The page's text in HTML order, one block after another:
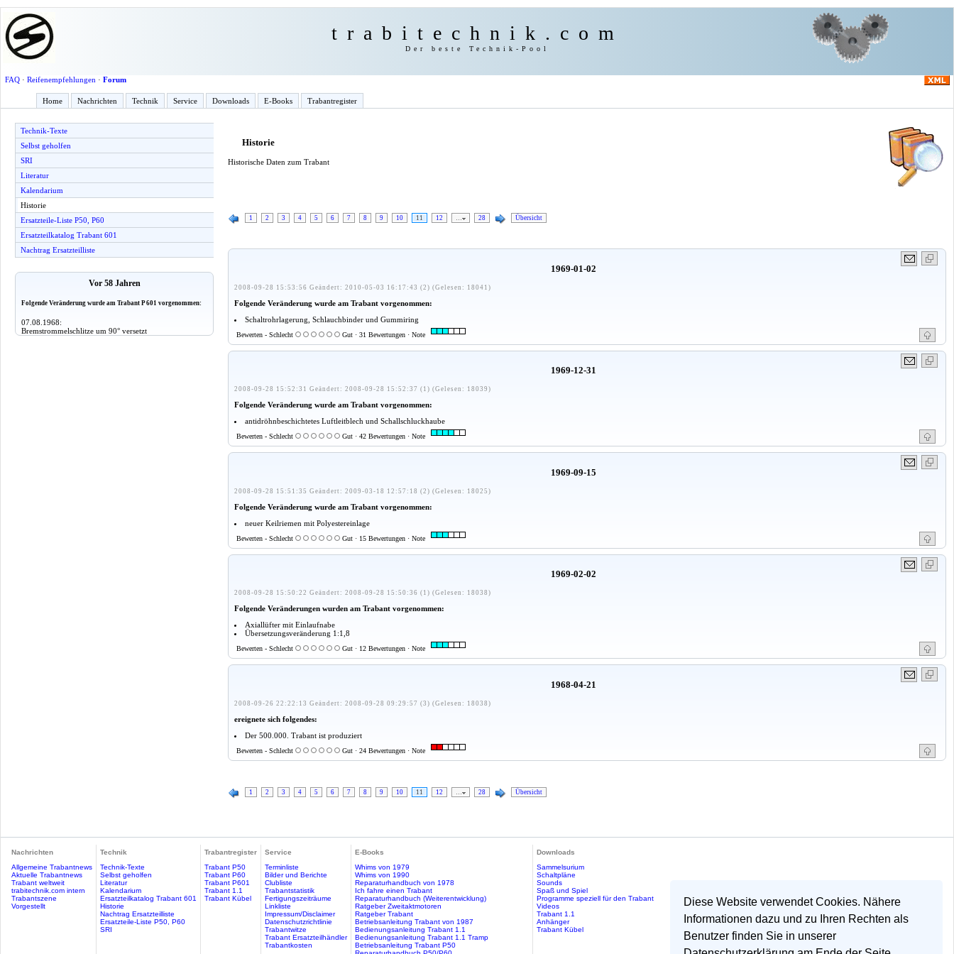
Diese Website verwendet Cookies. Nähere
Informationen dazu und zu Ihren Rechten als
Benutzer finden Sie in unserer
trabitechnik.com
Der beste Technik-Pool
FAQ· Reifenempfehlungen · Forum
Home Nachrichten Technik Service Downloads E-Books Trabantregister
Technik-Texte
Selbst geholfen
SRI
Literatur
Kalendarium
Historie
Ersatzteile-Liste P50, P60
Ersatzteilkatalog Trabant 601
Nachtrag Ersatzteilliste
Vor 58 Jahren
Folgende Veränderung wurde am Trabant P 601 vorgenommen:
07.08.1968:
Bremstrommelschlitze um 90° versetzt
Historie
Historische Daten zum Trabant
1 2 3 4 5 6 7 8 9 10 11 12 … 28 Übersicht
1969-01-02
2008-09-28 15:53:56 Geändert: 2010-05-03 16:17:43 (2) (Gelesen: 18041)
Folgende Veränderung wurde am Trabant vorgenommen:
Schaltrohrlagerung, Schlauchbinder und Gummiring
Bewerten - Schlecht Gut · 31 Bewertungen · Note
1969-12-31
2008-09-28 15:52:31 Geändert: 2008-09-28 15:52:37 (1) (Gelesen: 18039)
Folgende Veränderung wurde am Trabant vorgenommen:
antidröhnbeschichtetes Luftleitblech und Schallschluckhaube
Bewerten - Schlecht Gut · 42 Bewertungen · Note
1969-09-15
2008-09-28 15:51:35 Geändert: 2009-03-18 12:57:18 (2) (Gelesen: 18025)
Folgende Veränderung wurde am Trabant vorgenommen:
neuer Keilriemen mit Polyestereinlage
Bewerten - Schlecht Gut · 15 Bewertungen · Note
1969-02-02
2008-09-28 15:50:22 Geändert: 2008-09-28 15:50:36 (1) (Gelesen: 18038)
Folgende Veränderungen wurden am Trabant vorgenommen:
Axiallüfter mit Einlaufnabe
Übersetzungsveränderung 1:1,8
Bewerten - Schlecht Gut · 12 Bewertungen · Note
1968-04-21
2008-09-26 22:22:13 Geändert: 2008-09-28 09:29:57 (3) (Gelesen: 18038)
ereignete sich folgendes:
Der 500.000. Trabant ist produziert
Bewerten - Schlecht Gut · 24 Bewertungen · Note
1 2 3 4 5 6 7 8 9 10 11 12 … 28 Übersicht
Nachrichten
Allgemeine Trabantnews
Aktuelle Trabantnews
Trabant weltweit
trabitechnik.com intern
Trabantszene
Vorgestellt
Technik
Technik-Texte
Selbst geholfen
Literatur
Kalendarium
Ersatzteilkatalog Trabant 601
Historie
Nachtrag Ersatzteilliste
Ersatzteile-Liste P50, P60
SRI
Trabantregister
Trabant P50
Trabant P60
Trabant P601
Trabant 1.1
Trabant Kübel
Service
Terminliste
Bilder und Berichte
Clubliste
Trabantstatistik
Fertigungszeiträume
Linkliste
Impressum/Disclaimer
Datenschutzrichtlinie
Trabantwitze
Trabant Ersatzteilhändler
Trabantkosten
E-Books
Whims von 1979
Whims von 1990
Reparaturhandbuch von 1978
Ich fahre einen Trabant
Reparaturhandbuch (Weiterentwicklung)
Ratgeber Zweitaktmotoren
Ratgeber Trabant
Betriebsanleitung Trabant von 1987
Bedienungsanleitung Trabant 1.1
Bedienungsanleitung Trabant 1.1 Tramp
Betriebsanleitung Trabant P50
Downloads
Sammelsurium
Schaltpläne
Sounds
Spaß und Spiel
Programme speziell für den Trabant
Videos
Trabant 1.1
Anhänger
Trabant Kübel